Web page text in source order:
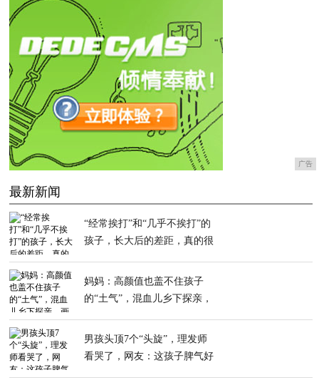
广告
最新新闻
“经常挨打”和“几乎不挨打”的
孩子，长大后的差距，真的很
妈妈：高颜值也盖不住孩子
的“土气”，混血儿乡下探亲，
男孩头顶7个“头旋”，理发师
看哭了，网友：这孩子脾气好